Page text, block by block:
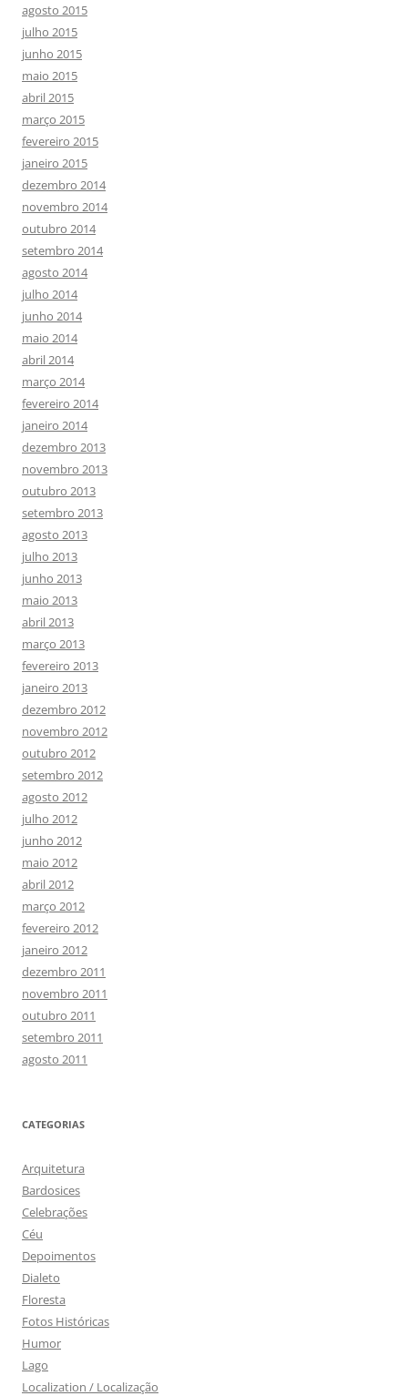
agosto 2015
julho 2015
junho 2015
maio 2015
abril 2015
março 2015
fevereiro 2015
janeiro 2015
dezembro 2014
novembro 2014
outubro 2014
setembro 2014
agosto 2014
julho 2014
junho 2014
maio 2014
abril 2014
março 2014
fevereiro 2014
janeiro 2014
dezembro 2013
novembro 2013
outubro 2013
setembro 2013
agosto 2013
julho 2013
junho 2013
maio 2013
abril 2013
março 2013
fevereiro 2013
janeiro 2013
dezembro 2012
novembro 2012
outubro 2012
setembro 2012
agosto 2012
julho 2012
junho 2012
maio 2012
abril 2012
março 2012
fevereiro 2012
janeiro 2012
dezembro 2011
novembro 2011
outubro 2011
setembro 2011
agosto 2011
CATEGORIAS
Arquitetura
Bardosices
Celebrações
Céu
Depoimentos
Dialeto
Floresta
Fotos Históricas
Humor
Lago
Localization / Localização